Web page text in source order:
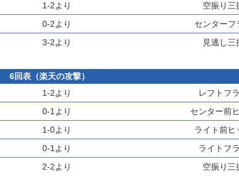
1-2より
空振り三
0-2より
センターフ
3-2より 見逃し三
6回表（楽天の攻撃）
1-2より
レフトフ
0-1より
センター前
1-0より
ライト前ヒ
0-1より
ライトフ
2-2より 空振り三